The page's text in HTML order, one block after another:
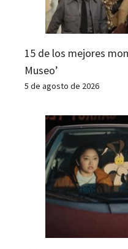
15 de los mejores
Museo’
5 de agosto de 2026